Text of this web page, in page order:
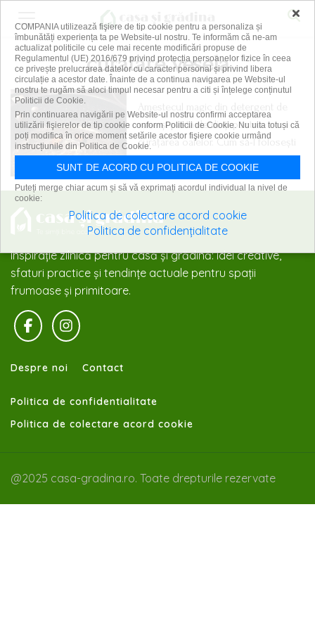
curatare vesela
Amestecul magic din detergent de
vase și pastă de dinți pentru
curățarea oalelor. Cum să-l folosești
Inspirație zilnică pentru casă și grădină: idei creative,
sfaturi practice și tendințe actuale pentru spații
frumoase și primitoare.
Despre noi Contact
Politica de confidentialitate
Politica de colectare acord cookie
@2025 casa-gradina.ro. Toate drepturile rezervate
×
COMPANIA utilizează fişiere de tip cookie pentru a personaliza și
îmbunătăți experiența ta pe Website-ul nostru. Te informăm că ne-am
actualizat politicile cu cele mai recente modificări propuse de
Regulamentul (UE) 2016/679 privind protecția persoanelor fizice în ceea
ce privește prelucrarea datelor cu caracter personal și privind libera
circulație a acestor date. Înainte de a continua navigarea pe Website-ul
nostru te rugăm să aloci timpul necesar pentru a citi și înțelege conținutul
Politicii de Cookie.
Prin continuarea navigării pe Website-ul nostru confirmi acceptarea
utilizării fişierelor de tip cookie conform Politicii de Cookie. Nu uita totuși că
poți modifica în orice moment setările acestor fişiere cookie urmând
instrucțiunile din Politica de Cookie.
SUNT DE ACORD CU POLITICA DE COOKIE
Puteți merge chiar acum și să vă exprimați acordul individual la nivel de
cookie:
Politica de colectare acord cookie
Politica de confidențialitate